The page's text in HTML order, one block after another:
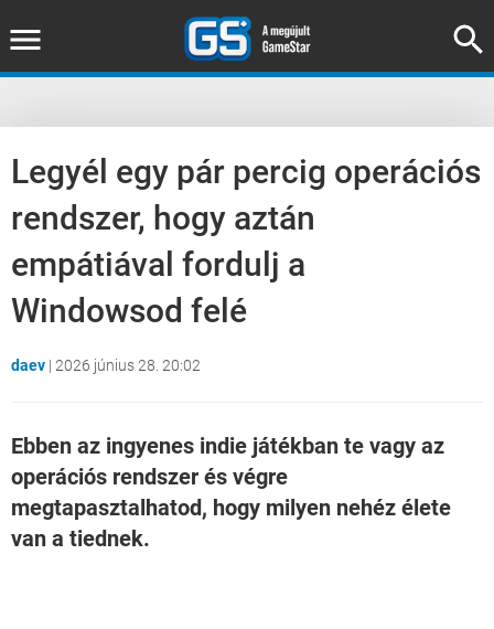
Legyél egy pár percig operációs
rendszer, hogy aztán
empátiával fordulj a
Windowsod felé
daev | 2026 június 28. 20:02
Ebben az ingyenes indie játékban te vagy az
operációs rendszer és végre
megtapasztalhatod, hogy milyen nehéz élete
van a tiednek.